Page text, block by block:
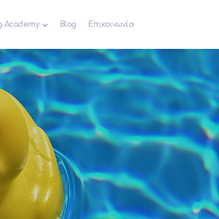
Academy Blog Επικοινωνία